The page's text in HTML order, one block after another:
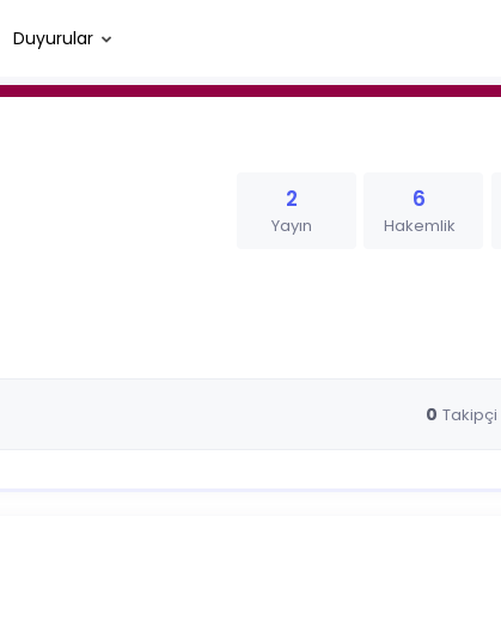
Duyurular
2
Yayın
6
Hakemlik
0 Takipçi